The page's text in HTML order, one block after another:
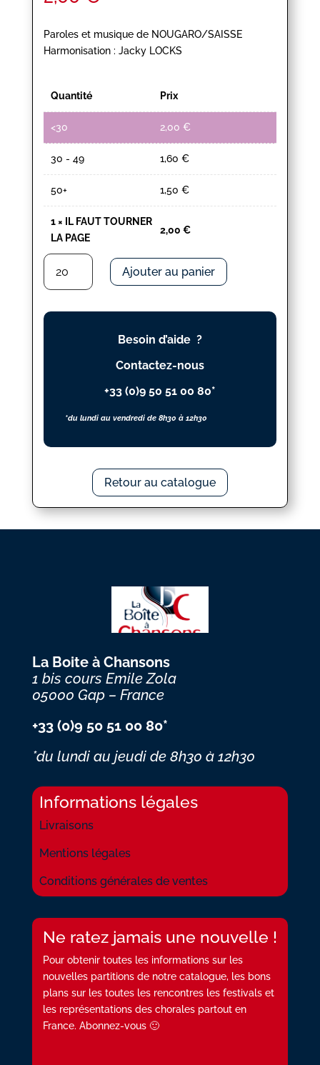
Paroles et musique de NOUGARO/SAISSE
Harmonisation : Jacky LOCKS
Quantité Prix
<30 2,00 €
30 - 49 1,60 €
50+ 1,50 €
1×
IL FAUT TOURNER
LA PAGE
2,00 €
quantité
IL
FAUT
Ajouter au panier
Besoin d’aide ?
Contactez-nous
+33 (0)9 50 51 00 80*
*du lundi au vendredi de 8h30 à 12h30
Retour au catalogue
La Boite à Chansons
1 bis cours Emile Zola
05000 Gap – France
+33 (0)9 50 51 00 80*
*du lundi au jeudi de 8h30 à 12h30
Informations légales
Livraisons
Mentions légales
Conditions générales de ventes
Ne ratez jamais une nouvelle !
Pour obtenir toutes les informations sur les
nouvelles partitions de notre catalogue, les bons
plans sur les toutes les rencontres les festivals et
les représentations des chorales partout en
France. Abonnez-vous 🙂